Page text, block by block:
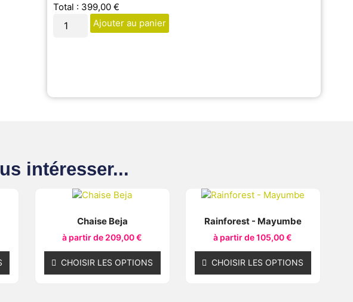
Total : 399,00 €
Ajouter au panier
intéresser...
Chaise Beja
à partir de 209,00€
CHOISIR LES OPTIONS
Rainforest - Mayumbe
à partir de105,00€
CHOISIR LES OPTIONS